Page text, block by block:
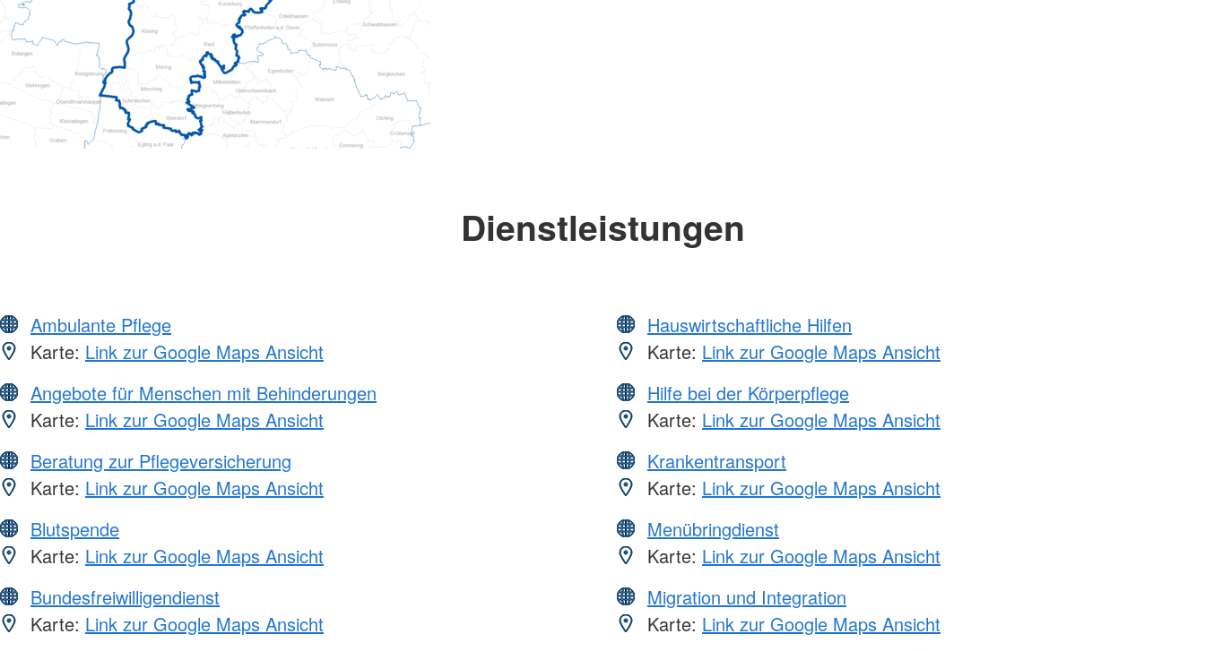
Dienstleistungen
Ambulante Pflege
Karte: Link zur Google Maps Ansicht
Angebote für Menschen mit Behinderungen
Karte: Link zur Google Maps Ansicht
Beratung zur Pflegeversicherung
Karte: Link zur Google Maps Ansicht
Blutspende
Karte: Link zur Google Maps Ansicht
Bundesfreiwilligendienst
Karte: Link zur Google Maps Ansicht
Hauswirtschaftliche Hilfen
Karte: Link zur Google Maps Ansicht
Hilfe bei der Körperpflege
Karte: Link zur Google Maps Ansicht
Krankentransport
Karte: Link zur Google Maps Ansicht
Menübringdienst
Karte: Link zur Google Maps Ansicht
Migration und Integration
Karte: Link zur Google Maps Ansicht